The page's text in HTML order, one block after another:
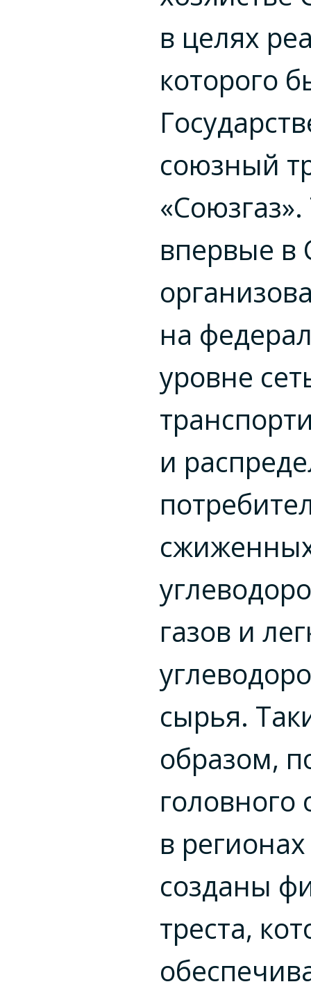
в целях
которого
союзный
«Союзгаз».
впервые в
на
уровне
и
газов и
сырья.
образом,
головного
в
созданы
треста,